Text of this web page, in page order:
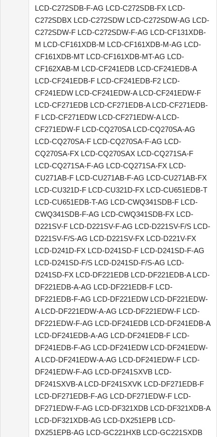
LCD-C272SDB-F-AG LCD-C272SDB-FX LCD-
C272SDBX LCD-C272SDW LCD-C272SDW-AG LCD-
C272SDW-F LCD-C272SDW-F-AG LCD-CF131XDB-
M LCD-CF161XDB-M LCD-CF161XDB-M-AG LCD-
CF161XDB-MT LCD-CF161XDB-MT-AG LCD-
CF162XAB-M LCD-CF241EDB LCD-CF241EDB-A
LCD-CF241EDB-F LCD-CF241EDB-F2 LCD-
CF241EDW LCD-CF241EDW-A LCD-CF241EDW-F
LCD-CF271EDB LCD-CF271EDB-A LCD-CF271EDB-
F LCD-CF271EDW LCD-CF271EDW-A LCD-
CF271EDW-F LCD-CQ270SA LCD-CQ270SA-AG
LCD-CQ270SA-F LCD-CQ270SA-F-AG LCD-
CQ270SA-FX LCD-CQ270SAX LCD-CQ271SA-F
LCD-CQ271SA-F-AG LCD-CQ271SA-FX LCD-
CU271AB-F LCD-CU271AB-F-AG LCD-CU271AB-FX
LCD-CU321D-F LCD-CU321D-FX LCD-CU651EDB-T
LCD-CU651EDB-T-AG LCD-CWQ341SDB-F LCD-
CWQ341SDB-F-AG LCD-CWQ341SDB-FX LCD-
D221SV-F LCD-D221SV-F-AG LCD-D221SV-F/S LCD-
D221SV-F/S-AG LCD-D221SV-FX LCD-D221V-FX
LCD-D241D-FX LCD-D241SD-F LCD-D241SD-F-AG
LCD-D241SD-F/S LCD-D241SD-F/S-AG LCD-
D241SD-FX LCD-DF221EDB LCD-DF221EDB-A LCD-
DF221EDB-A-AG LCD-DF221EDB-F LCD-
DF221EDB-F-AG LCD-DF221EDW LCD-DF221EDW-
A LCD-DF221EDW-A-AG LCD-DF221EDW-F LCD-
DF221EDW-F-AG LCD-DF241EDB LCD-DF241EDB-A
LCD-DF241EDB-A-AG LCD-DF241EDB-F LCD-
DF241EDB-F-AG LCD-DF241EDW LCD-DF241EDW-
A LCD-DF241EDW-A-AG LCD-DF241EDW-F LCD-
DF241EDW-F-AG LCD-DF241SXVB LCD-
DF241SXVB-A LCD-DF241SXVK LCD-DF271EDB-F
LCD-DF271EDB-F-AG LCD-DF271EDW-F LCD-
DF271EDW-F-AG LCD-DF321XDB LCD-DF321XDB-A
LCD-DF321XDB-AG LCD-DX251EPB LCD-
DX251EPB-AG LCD-GC221HXB LCD-GC221SXDB